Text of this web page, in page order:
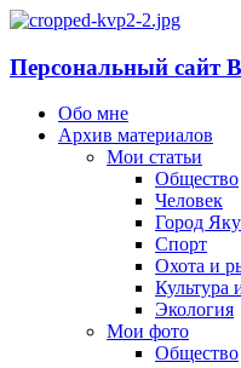
Персональный сайт
Обо мне
Архив материалов
Мои статьи
Общество
Человек
Город
Спорт
Охота и
Культура
Экология
Мои фото
Общество